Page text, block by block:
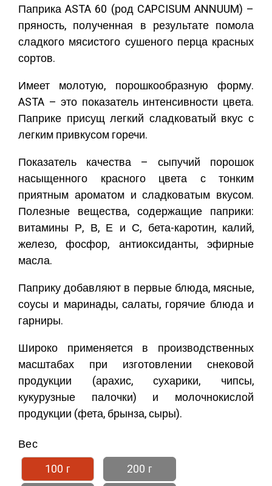
Паприка ASTA 60 (род CAPCISUM ANNUUM) –
пряность, полученная в результате помола
сладкого мясистого сушеного перца красных
сортов.
Имеет молотую, порошкообразную форму.
ASTA – это показатель интенсивности цвета.
Паприке присущ легкий сладковатый вкус с
легким привкусом горечи.
Показатель качества – сыпучий порошок
насыщенного красного цвета с тонким
приятным ароматом и сладковатым вкусом.
Полезные вещества, содержащие паприки:
витамины Р, В, Е и С, бета-каротин, калий,
железо, фосфор, антиоксиданты, эфирные
масла.
Паприку добавляют в первые блюда, мясные,
соусы и маринады, салаты, горячие блюда и
гарниры.
Широко применяется в производственных
масштабах при изготовлении снековой
продукции (арахис, сухарики, чипсы,
кукурузные палочки) и молочнокислой
продукции (фета, брынза, сыры).
Вес
100 г
200 г